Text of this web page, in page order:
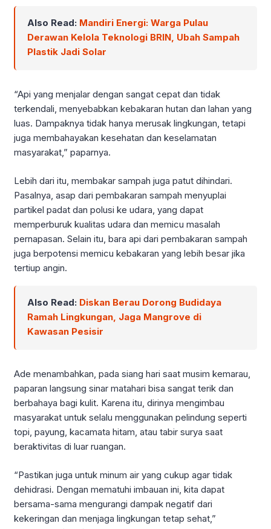
Also Read: Mandiri Energi: Warga Pulau
Derawan Kelola Teknologi BRIN, Ubah Sampah
Plastik Jadi Solar
“Api yang menjalar dengan sangat cepat dan tidak
terkendali, menyebabkan kebakaran hutan dan lahan yang
luas. Dampaknya tidak hanya merusak lingkungan, tetapi
juga membahayakan kesehatan dan keselamatan
masyarakat,” paparnya.
Lebih dari itu, membakar sampah juga patut dihindari.
Pasalnya, asap dari pembakaran sampah menyuplai
partikel padat dan polusi ke udara, yang dapat
memperburuk kualitas udara dan memicu masalah
pernapasan. Selain itu, bara api dari pembakaran sampah
juga berpotensi memicu kebakaran yang lebih besar jika
tertiup angin.
Also Read: Diskan Berau Dorong Budidaya
Ramah Lingkungan, Jaga Mangrove di
Kawasan Pesisir
Ade menambahkan, pada siang hari saat musim kemarau,
paparan langsung sinar matahari bisa sangat terik dan
berbahaya bagi kulit. Karena itu, dirinya mengimbau
masyarakat untuk selalu menggunakan pelindung seperti
topi, payung, kacamata hitam, atau tabir surya saat
beraktivitas di luar ruangan.
“Pastikan juga untuk minum air yang cukup agar tidak
dehidrasi. Dengan mematuhi imbauan ini, kita dapat
bersama-sama mengurangi dampak negatif dari
kekeringan dan menjaga lingkungan tetap sehat,”